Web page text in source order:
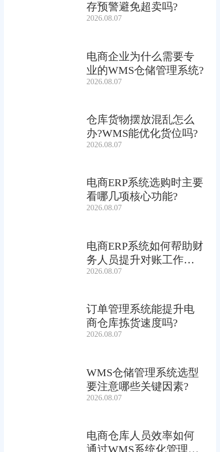
存预警避免超卖吗?
2026.08.07
电商企业为什么需要专
业的WMS仓储管理系统?
2026.08.07
仓库货物摆放混乱怎么
办?WMS能优化货位吗?
2026.08.07
电商ERP系统选购时主要
看哪几项核心功能?
2026.08.07
电商ERP系统如何帮助财
务人员提升对账工作效
率?
2026.08.07
订单管理系统能提升电
商仓库拣货速度吗?
2026.08.07
WMS仓储管理系统选型
要注意哪些关键因素?
2026.08.07
电商仓库人员效率如何
通过WMS系统化管理提